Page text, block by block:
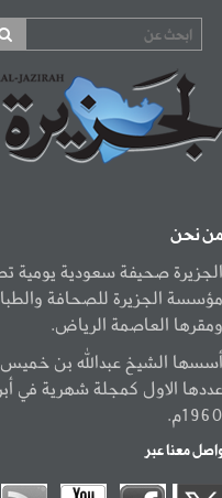
من نحن
الجزيرة صحيفة سعودية يومية
مؤسسة الجزيرة للصحافة
ومقرها العاصمة الرياض.
أسسها الشيخ عبدالله بن
عددها الاول كمجلة شهرية في
1960م.
معنا عبر